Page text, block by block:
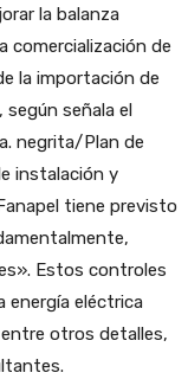
la balanza
comercialización de
la importación de
señala el
negrita/Plan de
instalación y
tiene previsto
Estos controles
energía eléctrica
otros detalles,